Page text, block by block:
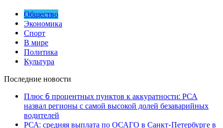
Общество
Экономика
Спорт
В мире
Политика
Культура
Последние новости
Плюс 6 процентных пунктов к аккуратности: РСА
назвал регионы с самой высокой долей безаварийных
водителей
РСА: средняя выплата по ОСАГО в Санкт-Петербурге в